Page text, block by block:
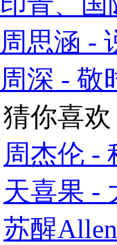
周思涵 -
周深 - 敬
猜你喜欢
周杰伦 -
天喜果 -
苏醒